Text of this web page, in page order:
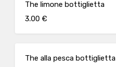
The limone bottiglietta
3.00 €
The alla pesca bottiglietta